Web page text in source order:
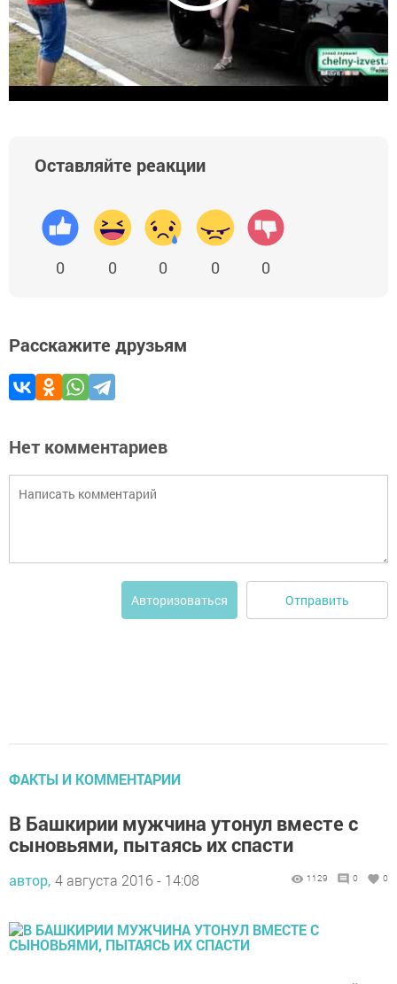
Оставляйте реакции
0 0 0 0 0
Расскажите друзьям
Нет комментариев
Авторизоваться Отправить
ФАКТЫ И КОММЕНТАРИИ
В Башкирии мужчина утонул вместе с
сыновьями, пытаясь их спасти
автор, 4 августа 2016 - 14:08 1129 0 0